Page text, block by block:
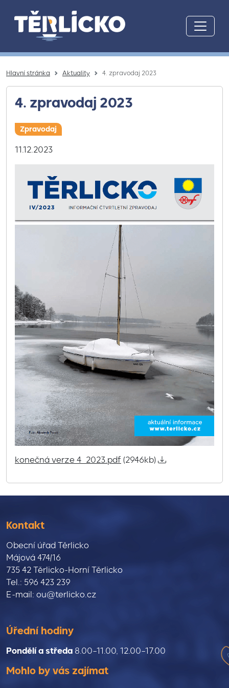
Hlavní stránka Aktuality 4. zpravodaj 2023
4. zpravodaj 2023
Zpravodaj
11.12.2023
konečná verze 4_2023.pdf (2946kb)
Kontakt
Obecní úřad Těrlicko
Májová 474/16
735 42 Těrlicko-Horní Těrlicko
Tel.: 596 423 239
E-mail: ou@terlicko.cz
Úřední hodiny
Pondělí a středa 8.00–11.00, 12.00–17.00
Mohlo by vás zajímat